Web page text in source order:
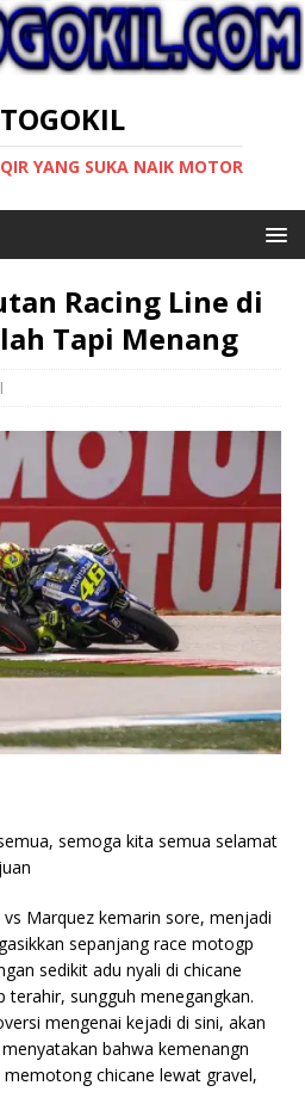
YANG SUKA NAIK MOTOR
Racing Line di
Tapi Menang
semoga kita semua selamat
Marquez kemarin sore, menjadi
sepanjang race motogp
sedikit adu nyali di chicane
terahir, sungguh menegangkan.
mengenai kejadi di sini, akan
bahwa kemenangn
chicane lewat gravel,